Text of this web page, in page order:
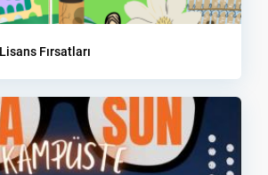
Fırsatları